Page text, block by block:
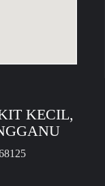
KECIL,